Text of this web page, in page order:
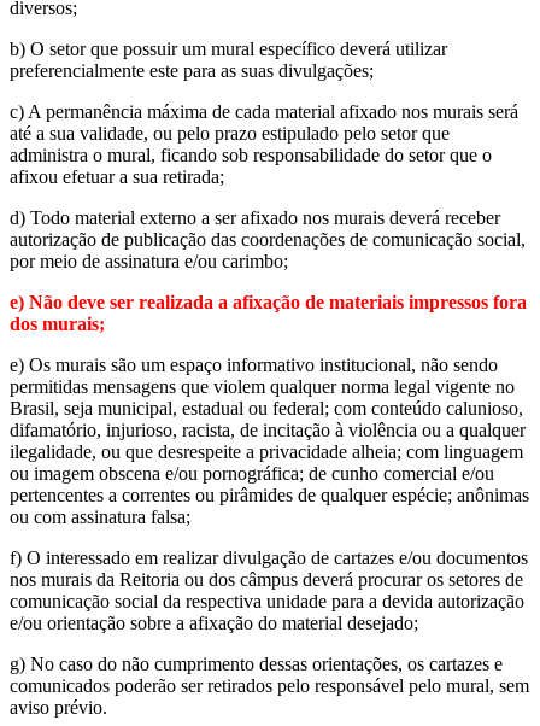
diversos;
b) O setor que possuir um mural específico deverá utilizar
preferencialmente este para as suas divulgações;
c) A permanência máxima de cada material afixado nos murais será
até a sua validade, ou pelo prazo estipulado pelo setor que
administra o mural, ficando sob responsabilidade do setor que o
afixou efetuar a sua retirada;
d) Todo material externo a ser afixado nos murais deverá receber
autorização de publicação das coordenações de comunicação social,
por meio de assinatura e/ou carimbo;
e) Não deve ser realizada a afixação de materiais impressos fora
dos murais;
e) Os murais são um espaço informativo institucional, não sendo
permitidas mensagens que violem qualquer norma legal vigente no
Brasil, seja municipal, estadual ou federal; com conteúdo calunioso,
difamatório, injurioso, racista, de incitação à violência ou a qualquer
ilegalidade, ou que desrespeite a privacidade alheia; com linguagem
ou imagem obscena e/ou pornográfica; de cunho comercial e/ou
pertencentes a correntes ou pirâmides de qualquer espécie; anônimas
ou com assinatura falsa;
f) O interessado em realizar divulgação de cartazes e/ou documentos
nos murais da Reitoria ou dos câmpus deverá procurar os setores de
comunicação social da respectiva unidade para a devida autorização
e/ou orientação sobre a afixação do material desejado;
g) No caso do não cumprimento dessas orientações, os cartazes e
comunicados poderão ser retirados pelo responsável pelo mural, sem
aviso prévio.